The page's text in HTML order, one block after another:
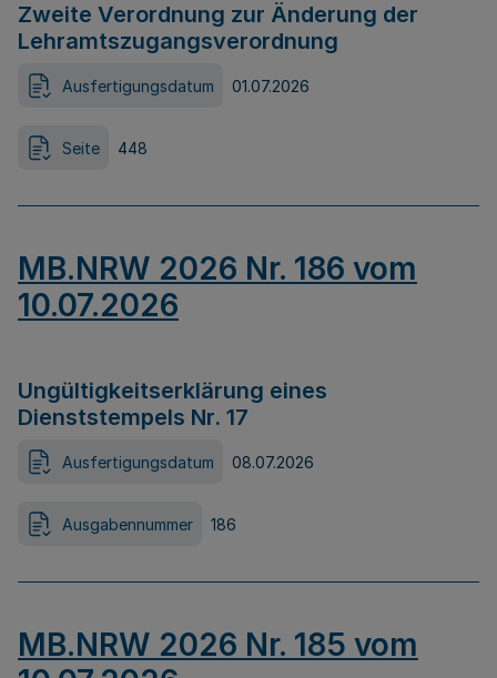
Zweite Verordnung zur Änderung der
Lehramtszugangsverordnung
Ausfertigungsdatum 01.07.2026
Seite 448
MB.NRW 2026 Nr. 186 vom
10.07.2026
Ungültigkeitserklärung eines
Dienststempels Nr. 17
Ausfertigungsdatum 08.07.2026
Ausgabennummer 186
MB.NRW 2026 Nr. 185 vom